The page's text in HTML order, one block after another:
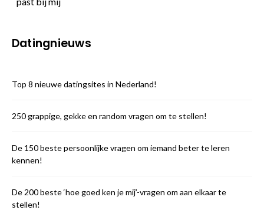
Datingnieuws
Top 8 nieuwe datingsites in Nederland!
250 grappige, gekke en random vragen om te stellen!
De 150 beste persoonlijke vragen om iemand beter te leren
kennen!
De 200 beste ‘hoe goed ken je mij’-vragen om aan elkaar te
stellen!